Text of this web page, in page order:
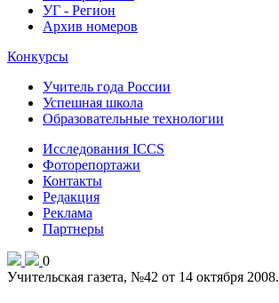
УГ - Регион
Архив номеров
Конкурсы
Учитель года России
Успешная школа
Образовательные технологии
Исследования ICCS
Фоторепортажи
Контакты
Редакция
Реклама
Партнеры
0
Учительская газета, №42 от 14 октября 2008.